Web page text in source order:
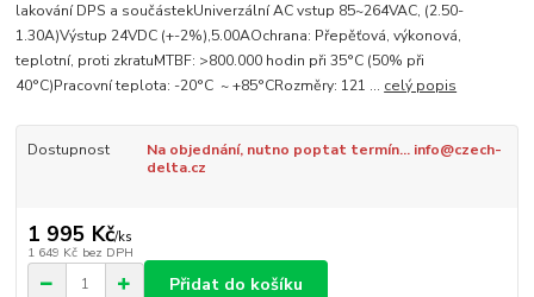
lakování DPS a součástekUniverzální AC vstup 85~264VAC, (2.50-
1.30A)Výstup 24VDC (+-2%),5.00AOchrana: Přepěťová, výkonová,
teplotní, proti zkratuMTBF: >800.000 hodin při 35°C (50% při
40°C)Pracovní teplota: -20°C ~ +85°CRozměry: 121 ... celý popis
Dostupnost
Na objednání, nutno poptat termín... info@czech-
delta.cz
1 995 Kč/ks
1 649 Kč bez DPH
Přidat do košíku